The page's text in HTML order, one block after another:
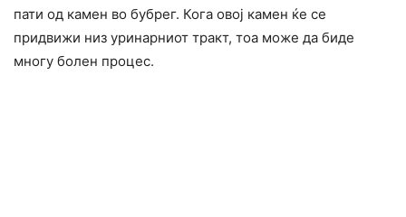
пати од камен во бубрег. Кога овој камен ќе се
придвижи низ уринарниот тракт, тоа може да биде
многу болен процес.